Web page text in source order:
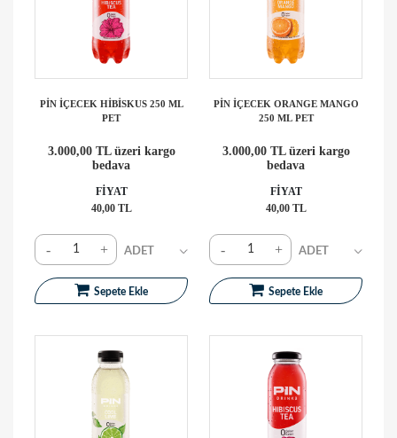
PİN İÇECEK HİBİSKUS 250 ML
PET
3.000,00 TL üzeri kargo
bedava
FİYAT
40,00 TL
- +
Sepete Ekle
PİN İÇECEK ORANGE MANGO
250 ML PET
3.000,00 TL üzeri kargo
bedava
FİYAT
40,00 TL
- +
Sepete Ekle